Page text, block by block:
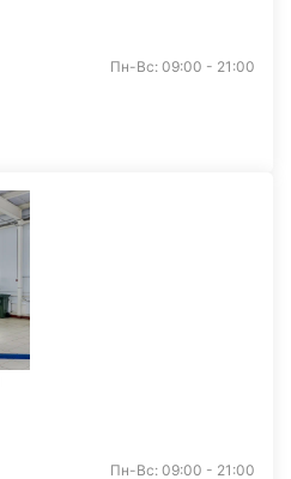
Пн-Вс: 09:00 - 21:00
Пн-Вс: 09:00 - 21:00